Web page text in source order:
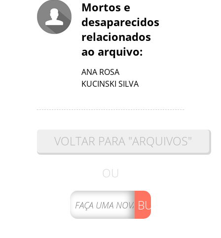
Mortos e
desaparecidos
relacionados
ao arquivo:
ANA ROSA
KUCINSKI SILVA
VOLTAR PARA "ARQUIVOS"
OU
BUSCAR